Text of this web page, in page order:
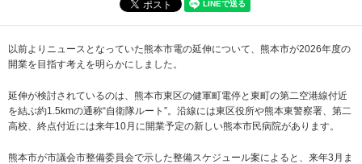
以前よりニュースとなっていた熊本市電の延伸について、熊本市が2026年度の
開業を目指す考えを明らかにしました。
延伸が検討されているのは、熊本市東区の健軍町電停と東町の第二空港線付近
を結ぶ約1.5kmの通称“自衛隊ルート”。沿線には東区役所や熊本東警察署、第二
高校、終点付近には来年10月に開業予定の新しい熊本市民病院があります。
熊本市が市議会市整備委員会で示した整備スケジュール案によると、来年3月ま